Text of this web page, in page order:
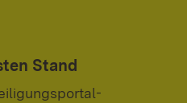
Stand